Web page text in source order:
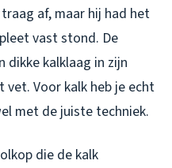
af, maar hij had het
vast stond. De
dikke kalklaag in zijn
Voor kalk heb je echt
met de juiste techniek.
die de kalk